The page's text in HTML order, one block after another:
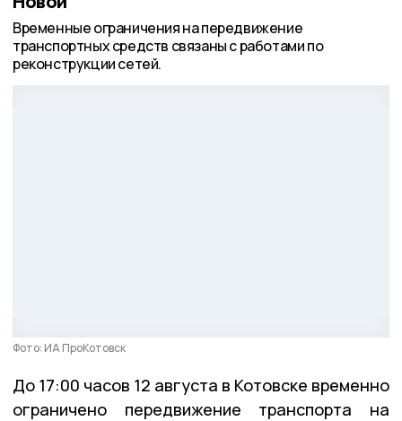
Временные ограничения на передвижение
транспортных средств связаны с работами по
реконструкции сетей.
Фото: ИА ПроКотовск
До 17:00 часов 12 августа в Котовске временно
ограничено передвижение транспорта на